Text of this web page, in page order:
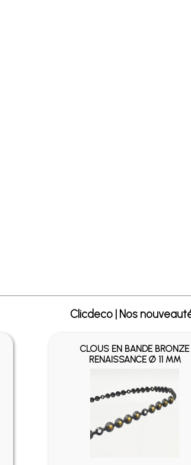
Clicdeco | Nos
CLOUS EN BANDE BRONZE
RENAISSANCE Ø 11 MM